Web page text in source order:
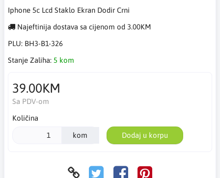
Iphone 5c Lcd Staklo Ekran Dodir Crni
Najeftinija dostava sa cijenom od 3.00KM
PLU: BH3-B1-326
Stanje Zaliha: 5 kom
39.00KM
Sa PDV-om
Količina
kom Dodaj u korpu